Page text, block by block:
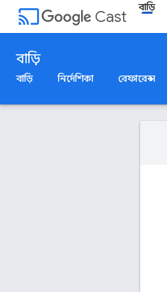
cast Cast
বাড়ি
বাড়ি
বাড়ি নির্দেশিকা রেফারেন্স